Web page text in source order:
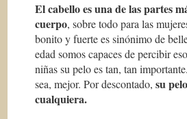
El cabello es una de las partes
cuerpo, sobre todo para las
bonito y fuerte es sinónimo de
edad somos capaces de percibir
niñas su pelo es tan, tan
sea, mejor. Por descontado,su
cualquiera.